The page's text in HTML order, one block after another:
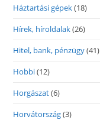
Háztartási gépek(18)
Hírek, híroldalak(26)
Hitel, bank, pénzügy(41)
Hobbi(12)
Horgászat(6)
Horvátország(3)